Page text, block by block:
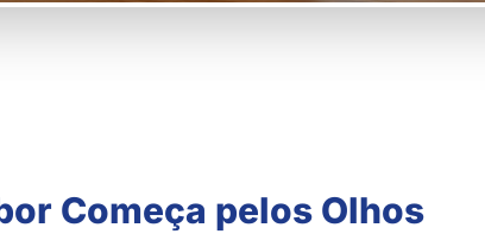
Começa pelos Olhos